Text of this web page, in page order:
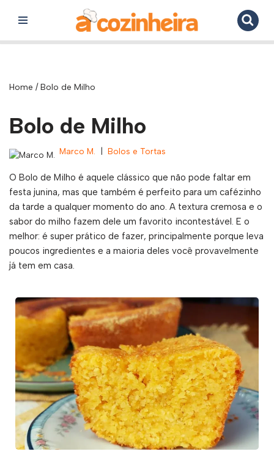
para
Home /Bolo de Milho
Bolo de Milho
Marco M. Bolos e Tortas
O Bolo de Milho é aquele clássico que não pode faltar em
festa junina, mas que também é perfeito para um cafézinho
da tarde a qualquer momento do ano. A textura cremosa e o
sabor do milho fazem dele um favorito incontestável. E o
melhor: é super prático de fazer, principalmente porque leva
poucos ingredientes e a maioria deles você provavelmente
já tem em casa.